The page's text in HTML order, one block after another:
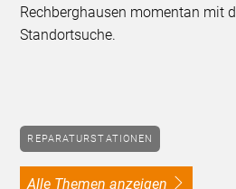
Rechberghausen momentan mit
Standortsuche.
REPARATURSTATIONEN
alle Themen anzeigen